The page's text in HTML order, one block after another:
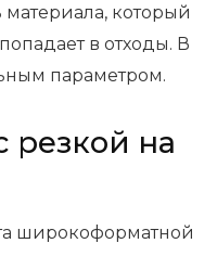
который
в отходы. В
параметром.
резкой на
широкоформатной